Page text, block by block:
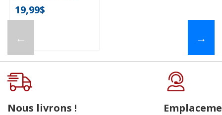
←
19,99$
→
Nous livrons !